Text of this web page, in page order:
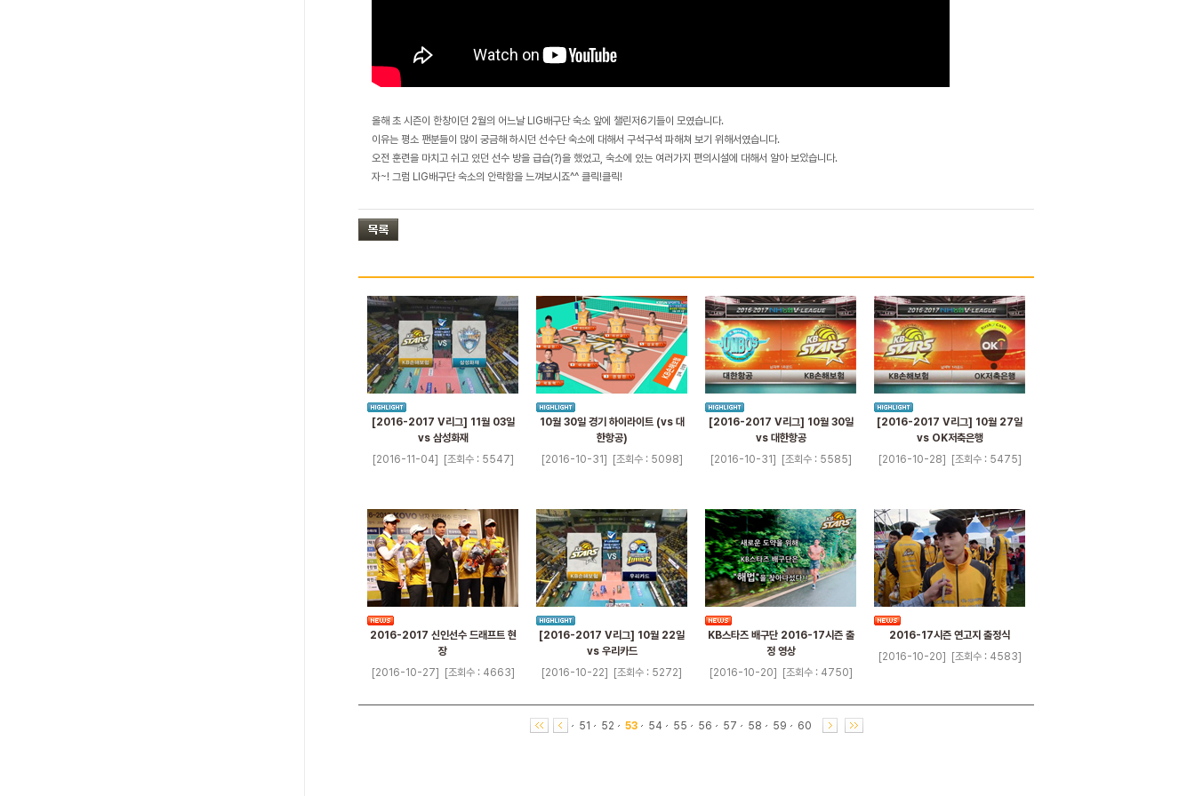
올해 초 시즌이 한창이던 2월의 어느날 LIG배구단 숙소 앞에 챌린저6기들이 모였습니다.
이유는 평소 팬분들이 많이 궁금해 하시던 선수단 숙소에 대해서 구석구석 파해쳐 보기 위해서였습니다.
오전 훈련을 마치고 쉬고 있던 선수 방을 급습(?)을 했었고, 숙소에 있는 여러가지 편의시설에 대해서 알아 보았습니다.
자~! 그럼 LIG배구단 숙소의 안락함을 느껴보시죠^^ 클릭!클릭!
[2016-2017 V리그] 11월 03일
vs 삼성화재
[2016-11-04]
[조회수 : 5547]
10월 30일 경기 하이라이트 (vs 대
한항공)
[2016-10-31]
[조회수 : 5098]
[2016-2017 V리그] 10월 30일
vs 대한항공
[2016-10-31]
[조회수 : 5585]
[2016-2017 V리그] 10월 27일
vs OK저축은행
[2016-10-28]
[조회수 : 5475]
2016-2017 신인선수 드래프트 현
장
[2016-10-27]
[조회수 : 4663]
[2016-2017 V리그] 10월 22일
vs 우리카드
[2016-10-22]
[조회수 : 5272]
KB스타즈 배구단 2016-17시즌 출
정 영상
[2016-10-20]
[조회수 : 4750]
2016-17시즌 연고지 출정식
[2016-10-20]
[조회수 : 4583]
51 52 53 54 55 56 57 58 59 60